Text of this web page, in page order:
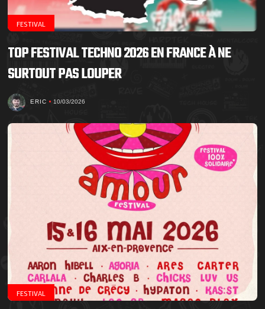
FESTIVAL
TOP FESTIVAL TECHNO 2026 EN FRANCE À NE
SURTOUT PAS LOUPER
ERIC 10/03/2026
FESTIVAL